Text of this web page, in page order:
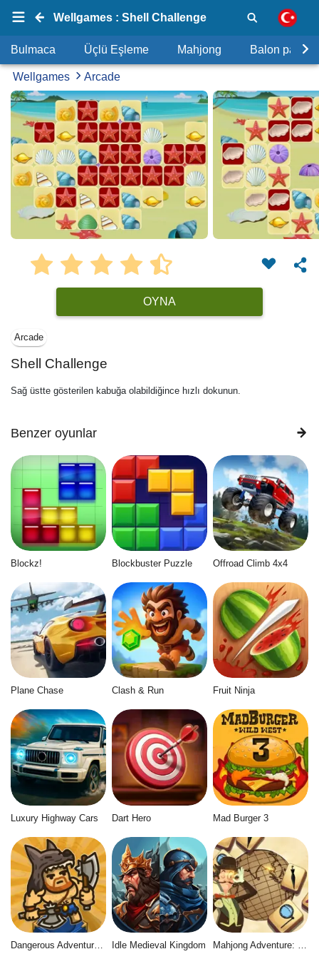
Wellgames : Shell Challenge
Bulmaca Üçlü Eşleme Mahjong Balon
Wellgames Arcade
OYNA
Arcade
Shell Challenge
Sağ üstte gösterilen kabuğa olabildiğince hızlı dokunun.
Benzer oyunlar
Blockz! Blockbuster Puzzle Offroad Climb 4x4
Plane Chase Clash & Run Fruit Ninja
Luxury Highway Cars Dart Hero Mad Burger 3
Idle Medieval Kingdom